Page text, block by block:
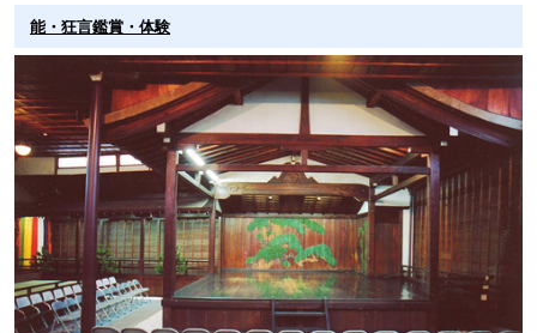
能・狂言鑑賞・体験